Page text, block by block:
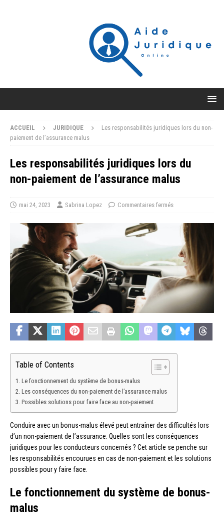
ACCUEIL JURIDIQUE
Les responsabilités juridiques lors du non-
paiement de l’assurance malus
Les responsabilités juridiques lors du
non-paiement de l’assurance malus
mai 24, 2023 Sabrina Lopez Commentaires fermés
Table of Contents
Le fonctionnement du système de bonus-malus
Les conséquences du non-paiement de l’assurance malus
Possibles solutions pour faire face au non-paiement
Conduire avec un bonus-malus élevé peut entraîner des difficultés lors
d’un non-paiement de l’assurance. Quelles sont les conséquences
juridiques pour les conducteurs concernés ? Cet article se penche sur
les responsabilités encourues en cas de non-paiement et les solutions
possibles pour y faire face.
Le fonctionnement du système de bonus-
malus